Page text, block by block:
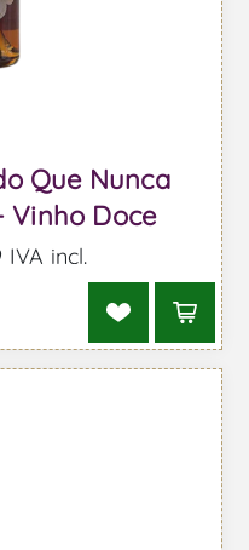
Que Nunca
Vinho Doce
IVA incl.